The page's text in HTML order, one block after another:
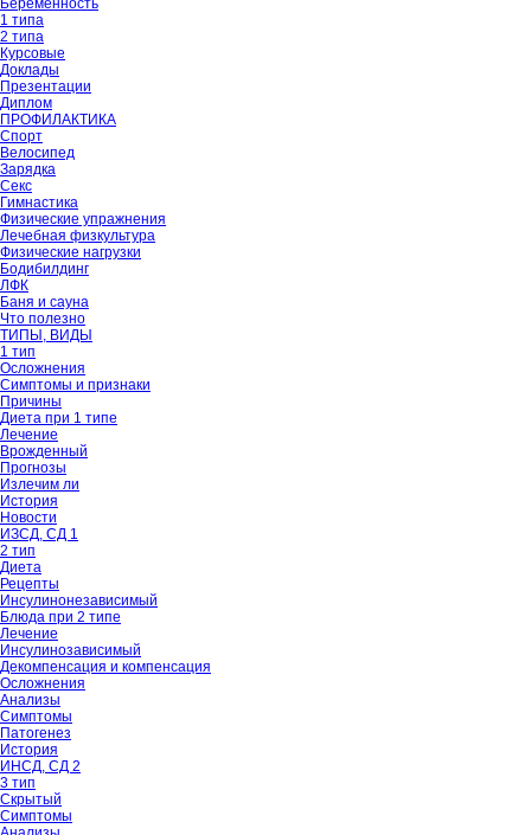
Беременность
1 типа
2 типа
Курсовые
Доклады
Презентации
Диплом
ПРОФИЛАКТИКА
Спорт
Велосипед
Зарядка
Секс
Гимнастика
Физические упражнения
Лечебная физкультура
Физические нагрузки
Бодибилдинг
ЛФК
Баня и сауна
Что полезно
ТИПЫ, ВИДЫ
1 тип
Осложнения
Симптомы и признаки
Причины
Диета при 1 типе
Лечение
Врожденный
Прогнозы
Излечим ли
История
Новости
ИЗСД, СД 1
2 тип
Диета
Рецепты
Инсулинонезависимый
Блюда при 2 типе
Лечение
Инсулинозависимый
Декомпенсация и компенсация
Осложнения
Анализы
Симптомы
Патогенез
История
ИНСД, СД 2
3 тип
Скрытый
Симптомы